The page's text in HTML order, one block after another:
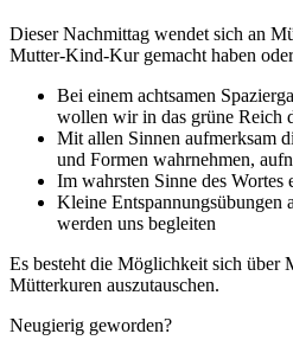
Dieser Nachmittag wendet sich an
Mutter-Kind-Kur gemacht haben
Bei einem achtsamen
wollen wir in das grüne Reich
Mit allen Sinnen aufmerksam
und Formen wahrnehmen,
Im wahrsten Sinne des Wortes
Kleine Entspannungsübungen
werden uns begleiten
Es besteht die Möglichkeit sich über
Mütterkuren auszutauschen.
Neugierig geworden?